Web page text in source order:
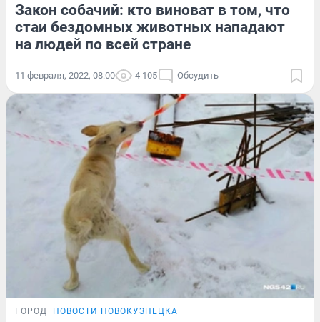
Закон собачий: кто виноват в том, что
стаи бездомных животных нападают
на людей по всей стране
11 февраля, 2022, 08:00 4 105 Обсудить
ГОРОД НОВОСТИ НОВОКУЗНЕЦКА